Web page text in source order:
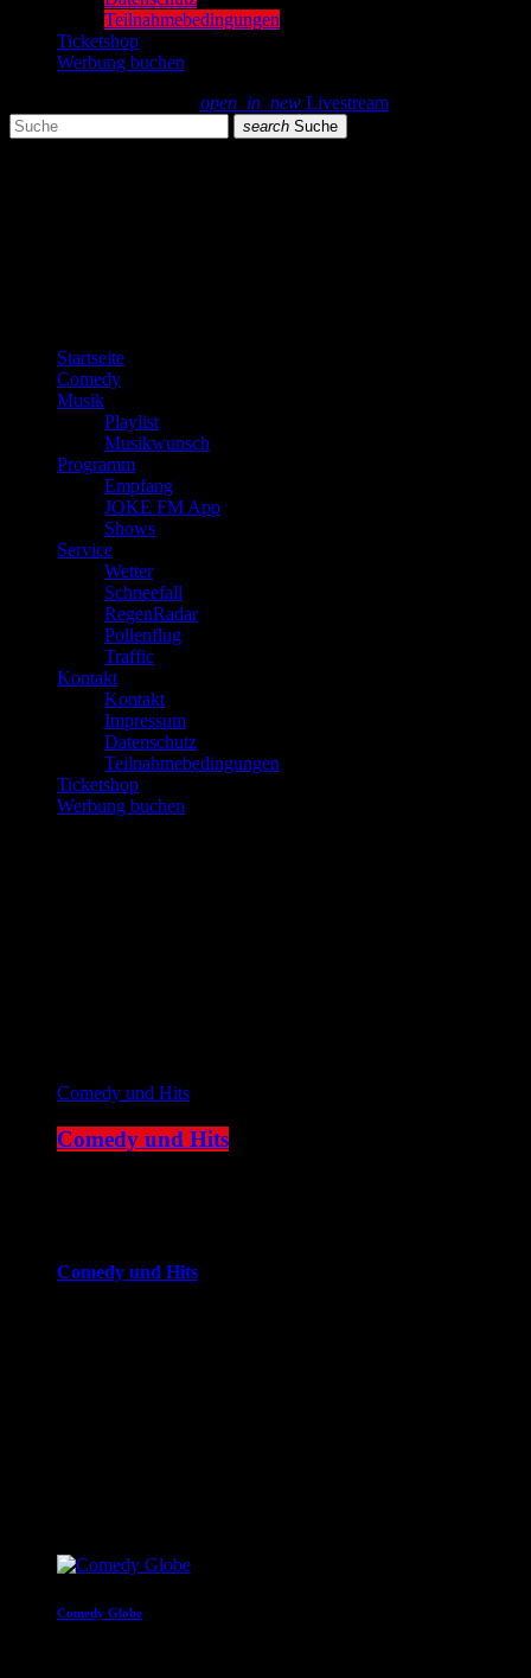
Teilnahmebedingungen
Ticketshop
Werbung buchen
open_in_new Livestream
search Suche
Startseite
Comedy
Musik
Playlist
Musikwunsch
Programm
Empfang
JOKE FM App
Shows
Service
Wetter
Schneefall
RegenRadar
Pollenflug
Traffic
Kontakt
Kontakt
Impressum
Datenschutz
Teilnahmebedingungen
Ticketshop
Werbung buchen
Comedy und Hits
Comedy und Hits
Comedy und Hits
Comedy Globe